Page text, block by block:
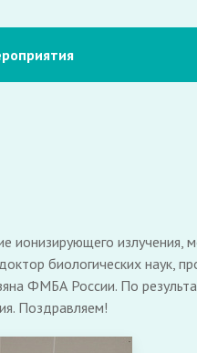
ионизирующего
биологических наук,
России. По
Поздравляем!